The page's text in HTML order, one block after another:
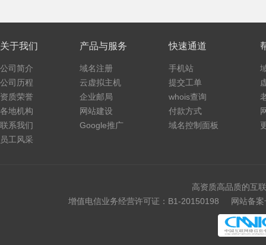
关于我们
公司简介
公司历程
资质荣誉
各地机构
联系我们
员工风采
产品与服务
域名注册
云虚拟主机
企业邮局
网站建设
Google推广
快速通道
手机站
提交工单
whois查询
付款方式
域名控制面板
高资质高品质的互
增值电信业务经营许可证：B1-20150198
网站备